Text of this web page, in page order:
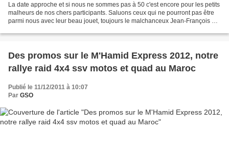
La date approche et si nous ne sommes pas à 50 c'est encore pour les petits
malheurs de nos chers participants. Saluons ceux qui ne pourront pas être
parmi nous avec leur beau jouet, toujours le malchanceux Jean-François qui
Des promos sur le M'Hamid Express 2012, notre
rallye raid 4x4 ssv motos et quad au Maroc
Publié le 11/12/2011 à 10:07
Par GSO